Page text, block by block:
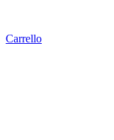
Carrello